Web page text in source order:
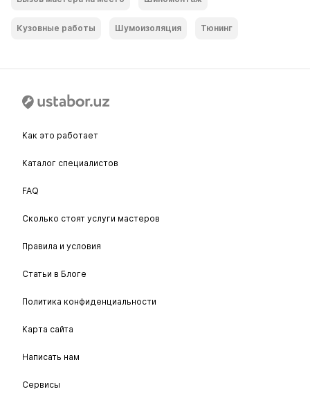
Кузовные работы Шумоизоляция Тюнинг
Как это работает
Каталог специалистов
FAQ
Сколько стоят услуги мастеров
Правила и условия
Статьи в Блоге
Политика конфиденциальности
Карта сайта
Написать нам
Сервисы